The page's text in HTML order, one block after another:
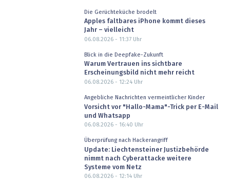
Die Gerüchteküche brodelt
Apples faltbares iPhone kommt dieses
Jahr – vielleicht
06.08.2026 - 11:37Uhr
Blick in die Deepfake-Zukunft
Warum Vertrauen ins sichtbare
Erscheinungsbild nicht mehr reicht
06.08.2026 - 12:24Uhr
Angebliche Nachrichten vermeintlicher Kinder
Vorsicht vor "Hallo-Mama"-Trick per E-Mail
und Whatsapp
06.08.2026 - 16:40 Uhr
Überprüfung nach Hackerangriff
Update: Liechtensteiner Justizbehörde
nimmt nach Cyberattacke weitere
Systeme vom Netz
06.08.2026 - 12:14Uhr